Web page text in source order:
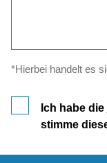
*Hierbei handelt es
Ich habe die
stimme